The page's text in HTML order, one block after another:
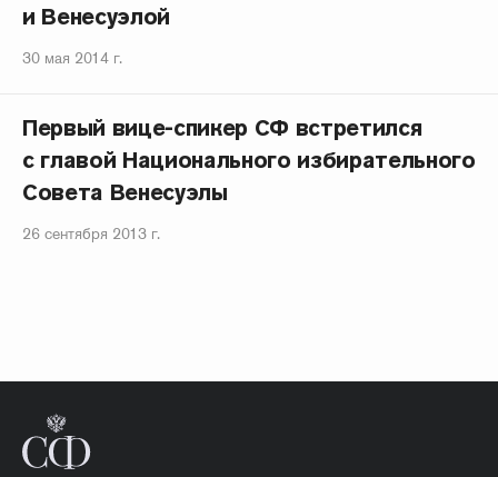
и Венесуэлой
30 мая 2014 г.
Первый вице-спикер СФ встретился
с главой Национального избирательного
Совета Венесуэлы
26 сентября 2013 г.